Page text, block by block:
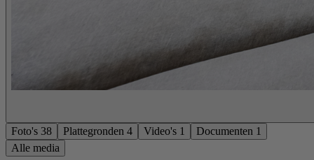
Foto's 38 Plattegronden 4 Video's 1 Documenten 1
Alle media